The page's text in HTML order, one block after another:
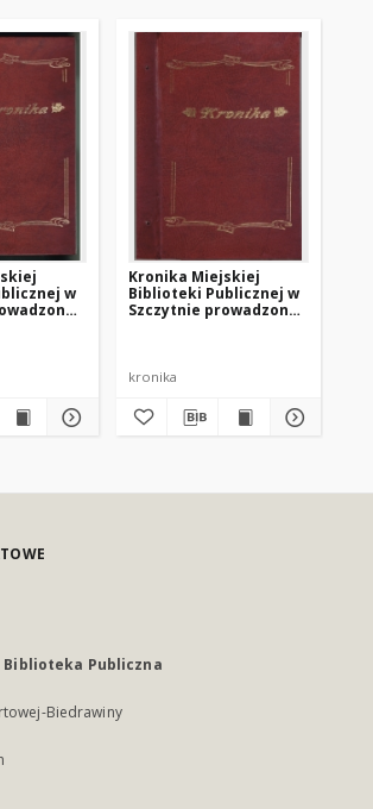
w
Kronika Miejskiej
Biblioteki Publicznej w
Szczytnie prowadzona
kronika
Biblioteka Publiczna
Biedrawiny